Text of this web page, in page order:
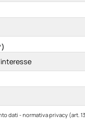
dati - normativa privacy (art. 13